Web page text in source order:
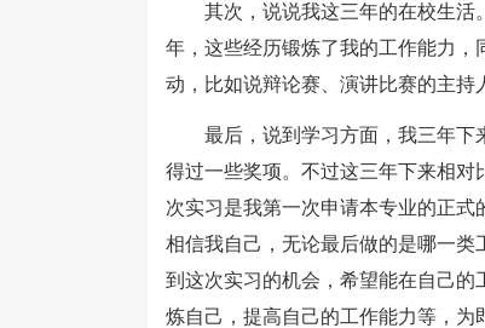
其次，说说我这三年的在校生活
年，这些经历锻炼了我的工作能力
动，比如说辩论赛、演讲比赛的主持
最后，说到学习方面，我三年下
得过一些奖项。不过这三年下来相
次实习是我第一次申请本专业的正
相信我自己，无论最后做的是哪一
到这次实习的机会，希望能在自己
炼自己，提高自己的工作能力等，为